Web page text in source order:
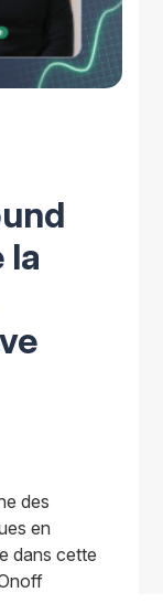
la
des
en
dans cette